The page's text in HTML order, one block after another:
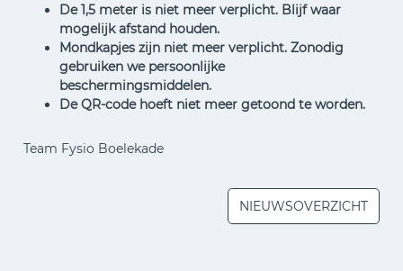
De 1,5 meter is niet meer verplicht. Blijf waar
mogelijk afstand houden.
Mondkapjes zijn niet meer verplicht. Zonodig
gebruiken we persoonlijke
beschermingsmiddelen.
De QR-code hoeft niet meer getoond te worden.
Team Fysio Boelekade
NIEUWSOVERZICHT